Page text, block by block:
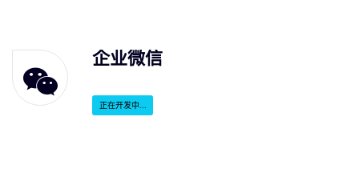
企业微信
正在开发中...